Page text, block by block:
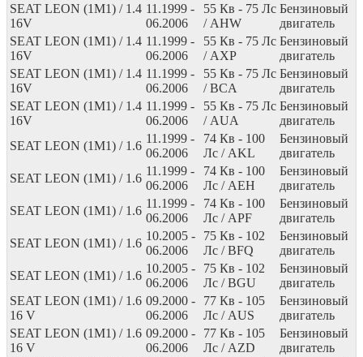
SEAT LEON (1M1) / 1.4
16V
11.1999 -
06.2006
55 Кв - 75 Лс
/ AHW
Бензиновый
двигатель
SEAT LEON (1M1) / 1.4
16V
11.1999 -
06.2006
55 Кв - 75 Лс
/ AXP
Бензиновый
двигатель
SEAT LEON (1M1) / 1.4
16V
11.1999 -
06.2006
55 Кв - 75 Лс
/ BCA
Бензиновый
двигатель
SEAT LEON (1M1) / 1.4
16V
11.1999 -
06.2006
55 Кв - 75 Лс
/ AUA
Бензиновый
двигатель
SEAT LEON (1M1) / 1.6
11.1999 -
06.2006
74 Кв - 100
Лс / AKL
Бензиновый
двигатель
SEAT LEON (1M1) / 1.6
11.1999 -
06.2006
74 Кв - 100
Лс / AEH
Бензиновый
двигатель
SEAT LEON (1M1) / 1.6
11.1999 -
06.2006
74 Кв - 100
Лс / APF
Бензиновый
двигатель
SEAT LEON (1M1) / 1.6
10.2005 -
06.2006
75 Кв - 102
Лс / BFQ
Бензиновый
двигатель
SEAT LEON (1M1) / 1.6
10.2005 -
06.2006
75 Кв - 102
Лс / BGU
Бензиновый
двигатель
SEAT LEON (1M1) / 1.6
16 V
09.2000 -
06.2006
77 Кв - 105
Лс / AUS
Бензиновый
двигатель
SEAT LEON (1M1) / 1.6
16 V
09.2000 -
06.2006
77 Кв - 105
Лс / AZD
Бензиновый
двигатель